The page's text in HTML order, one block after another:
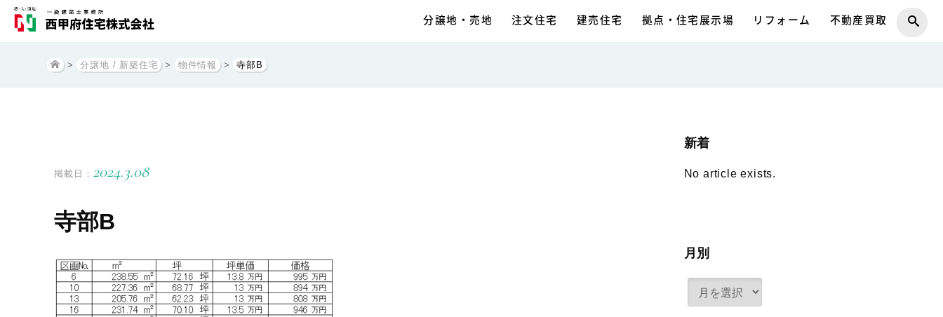
分譲地・売地 注文住宅 建売住宅 拠点・住宅展示場 リフォーム 不動産買取
> 分譲地 / 新築住宅 > 物件情報 > 寺部B
掲載日： 2024.3.08
寺部B
新着
No article exists.
月別